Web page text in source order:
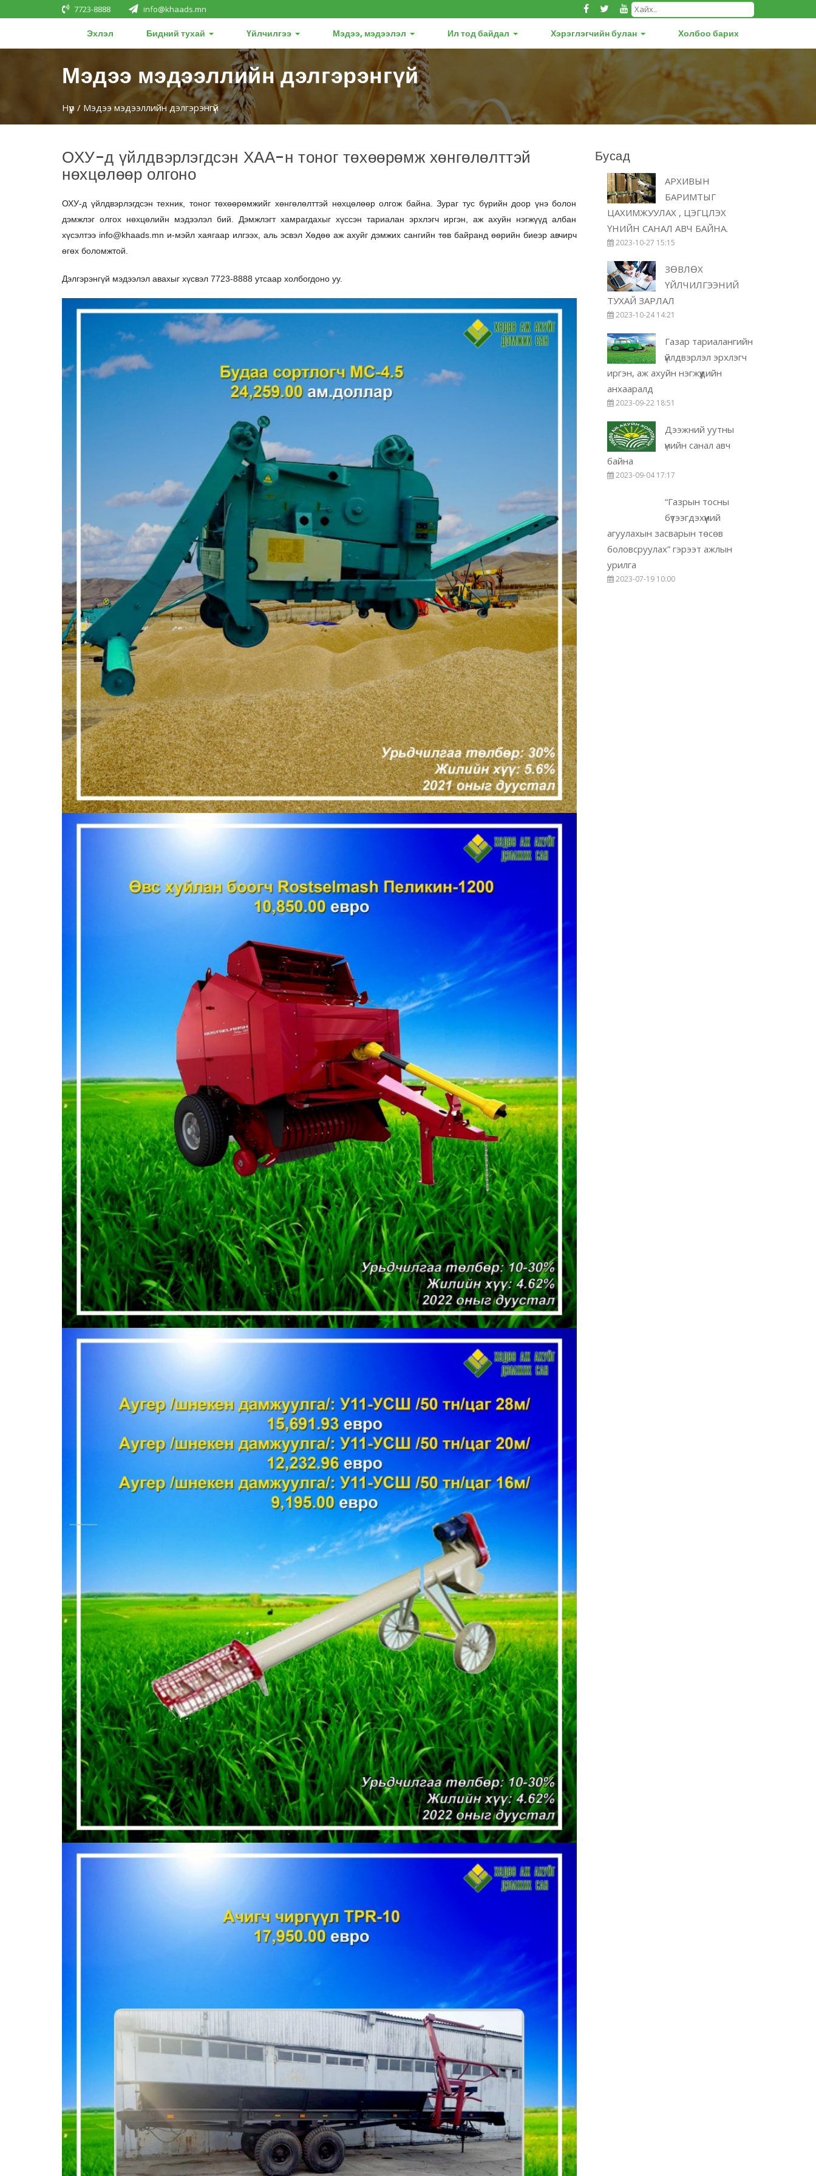
7723-8888 info@khaads.mn
Эхлэл Бидний тухай Үйлчилгээ Мэдээ, мэдээлэл Ил тод байдал Хэрэглэгчийн булан Холбоо барих
Мэдээ мэдээллийн дэлгэрэнгүй
Нүүр / Мэдээ мэдээллийн дэлгэрэнгүй
ОХУ-д үйлдвэрлэгдсэн ХАА-н тоног төхөөрөмж хөнгөлөлттэй
нөхцөлөөр олгоно
ОХУ-д үйлдвэрлэгдсэн техник, тоног төхөөрөмжийг хөнгөлөлттэй нөхцөлөөр олгож байна. Зураг тус бүрийн доор үнэ болон
дэмжлэг олгох нөхцөлийн мэдээлэл бий. Дэмжлэгт хамрагдахыг хүссэн тариалан эрхлэгч иргэн, аж ахуйн нэгжүүд албан
хүсэлтээ info@khaads.mn и-мэйл хаягаар илгээх, аль эсвэл Хөдөө аж ахуйг дэмжих сангийн төв байранд өөрийн биеэр авчирч
өгөх боломжтой.
Дэлгэрэнгүй мэдээлэл авахыг хүсвэл 7723-8888 утсаар холбогдоно уу.
Бусад
АРХИВЫН
БАРИМТЫГ
ЦАХИМЖУУЛАХ , ЦЭГЦЛЭХ
ҮНИЙН САНАЛ АВЧ БАЙНА.
2023-10-27 15:15
ЗӨВЛӨХ
ҮЙЛЧИЛГЭЭНИЙ
ТУХАЙ ЗАРЛАЛ
2023-10-24 14:21
Газар тариалангийн
үйлдвэрлэл эрхлэгч
иргэн, аж ахуйн нэгжүүдийн
анхааралд
2023-09-22 18:51
Дээжний уутны
үнийн санал авч
байна
2023-09-04 17:17
“Газрын тосны
бүтээгдэхүүний
агуулахын засварын төсөв
боловсруулах” гэрээт ажлын
урилга
2023-07-19 10:00